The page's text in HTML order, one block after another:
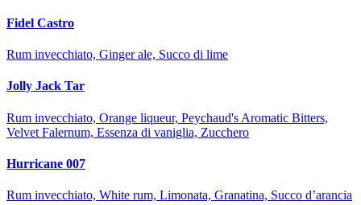
Fidel Castro
Rum invecchiato, Ginger ale, Succo di lime
Jolly Jack Tar
Rum invecchiato, Orange liqueur, Peychaud's Aromatic Bitters,
Velvet Falernum, Essenza di vaniglia, Zucchero
Hurricane 007
Rum invecchiato, White rum, Limonata, Granatina, Succo d’arancia